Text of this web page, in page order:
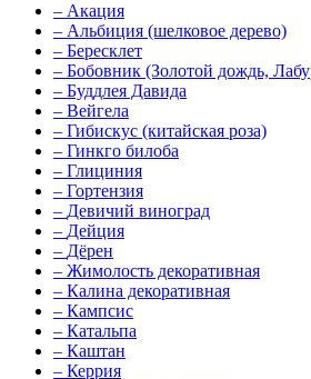
– Акация
– Альбиция (шелковое дерево)
– Бересклет
– Бобовник (Золотой дождь,
– Буддлея Давида
– Вейгела
– Гибискус (китайская роза)
– Гинкго билоба
– Глициния
– Гортензия
– Девичий виноград
– Дейция
– Дёрен
– Жимолость декоративная
– Калина декоративная
– Кампсис
– Катальпа
– Каштан
– Керрия